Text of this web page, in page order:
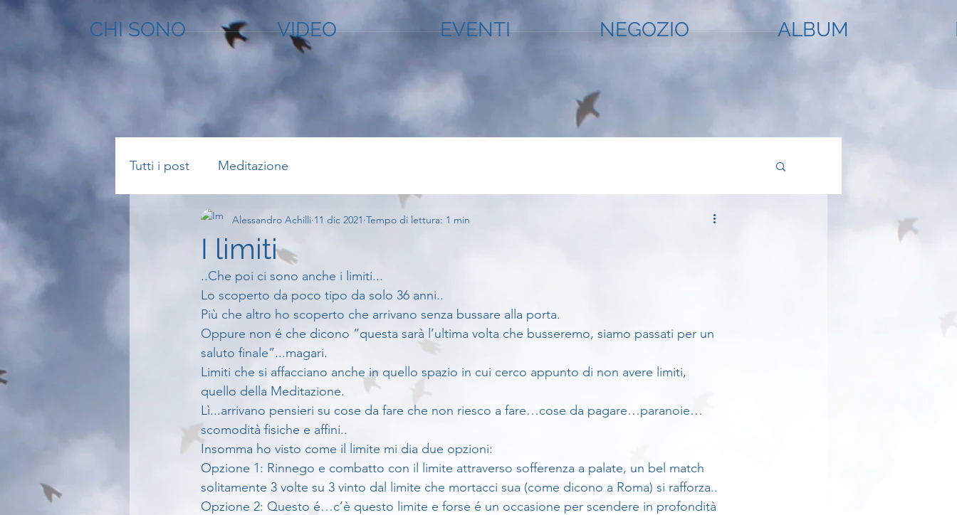
CHI SONO VIDEO EVENTI NEGOZIO ALBUM
Tutti i post Meditazione
I limiti
Alessandro Achilli 11 dic 2021 Tempo di lettura: 1 min
..Che poi ci sono anche i limiti...
Lo scoperto da poco tipo da solo 36 anni..
Più che altro ho scoperto che arrivano senza bussare alla porta.
Oppure non é che dicono “questa sarà l’ultima volta che busseremo, siamo passati per un
saluto finale”...magari.
Limiti che si affacciano anche in quello spazio in cui cerco appunto di non avere limiti,
quello della Meditazione.
Lì...arrivano pensieri su cose da fare che non riesco a fare…cose da pagare…paranoie…
scomodità fisiche e affini..
Insomma ho visto come il limite mi dia due opzioni:
Opzione 1: Rinnego e combatto con il limite attraverso sofferenza a palate, un bel match
solitamente 3 volte su 3 vinto dal limite che mortacci sua (come dicono a Roma) si rafforza..
Opzione 2: Questo é…c’è questo limite e forse é un occasione per scendere in profondità